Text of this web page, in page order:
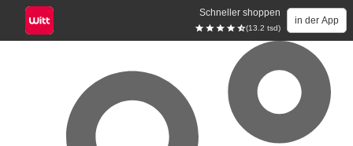
Schneller shoppen
(13.2 tsd)
in der App